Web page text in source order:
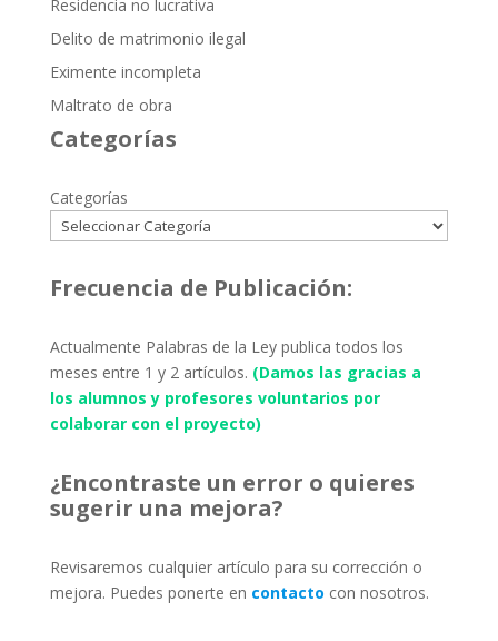
Residencia no lucrativa
Delito de matrimonio ilegal
Eximente incompleta
Maltrato de obra
Categorías
Categorías
Frecuencia de Publicación:
Actualmente Palabras de la Ley publica todos los
meses entre 1 y 2 artículos. (Damos las gracias a
los alumnos y profesores voluntarios por
colaborar con el proyecto)
¿Encontraste un error o quieres
sugerir una mejora?
Revisaremos cualquier artículo para su corrección o
mejora. Puedes ponerte en contacto con nosotros.